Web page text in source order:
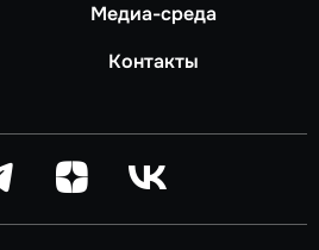
Медиа-среда
Контакты